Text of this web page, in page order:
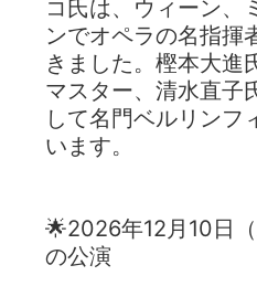
コ氏は、ウィーン、
ンでオペラの名指揮
きました。樫本大進
マスター、清水直子
して名門ベルリンフ
います。
🌟2026年12月10日（
の公演